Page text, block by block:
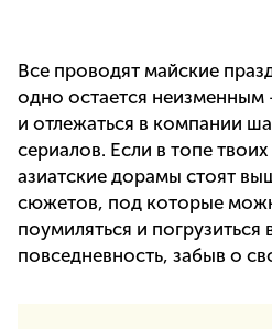
Все проводят майские
одно остается неизменным
и отлежаться в компании
сериалов. Если в топе
азиатские дорамы стоят
сюжетов, под которые
поумиляться и погрузиться
повседневность, забыв о